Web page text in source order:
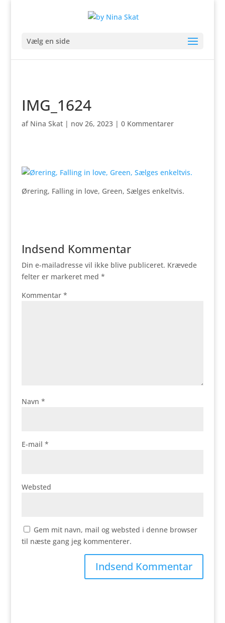
Vælg en side
IMG_1624
af Nina Skat| nov 26, 2023| 0 Kommentarer
Ørering, Falling in love, Green, Sælges enkeltvis.
Indsend Kommentar
Din e-mailadresse vil ikke blive publiceret. Krævede
felter er markeret med *
Kommentar *
Navn *
E-mail *
Websted
Gem mit navn, mail og websted i denne browser
til næste gang jeg kommenterer.